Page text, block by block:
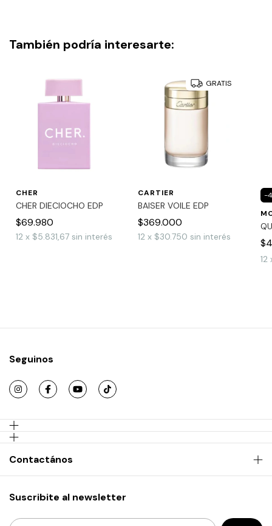
También podría interesarte:
CHER
CHER DIECIOCHO EDP
$69.980
12 x $5.831,67 sin interés
GRATIS
CARTIER
BAISER VOILE EDP
$369.000
12 x $30.750 sin interés
-
12
Seguinos
Contactános
Suscribite al newsletter